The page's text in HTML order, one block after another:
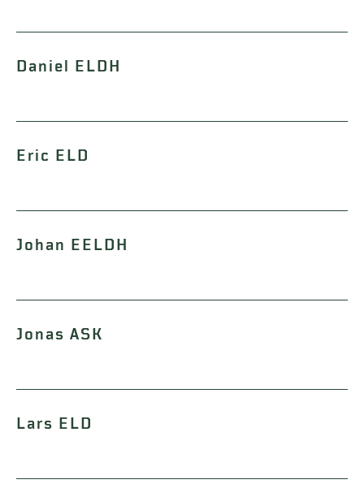
Daniel ELDH
Eric ELD
Johan EELDH
Jonas ASK
Lars ELD